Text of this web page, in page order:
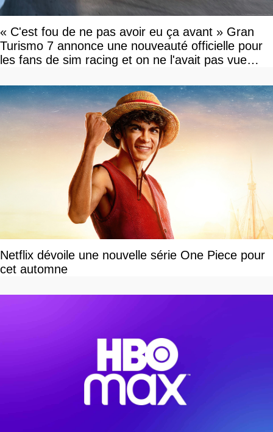
« C'est fou de ne pas avoir eu ça avant » Gran
Turismo 7 annonce une nouveauté officielle pour
les fans de sim racing et on ne l'avait pas vue
Netflix dévoile une nouvelle série One Piece pour
cet automne